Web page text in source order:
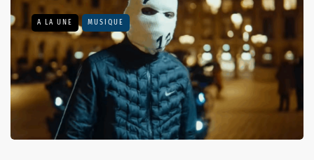
A LA UNE MUSIQUE